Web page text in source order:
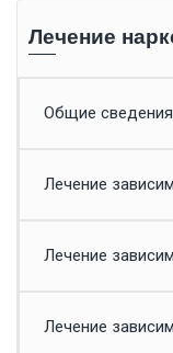
Лечение
Общие сведения
Лечение
Лечение
Лечение